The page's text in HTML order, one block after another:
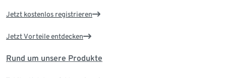
Jetzt kostenlos registrieren
Jetzt Vorteile entdecken
Rund um unsere Produkte